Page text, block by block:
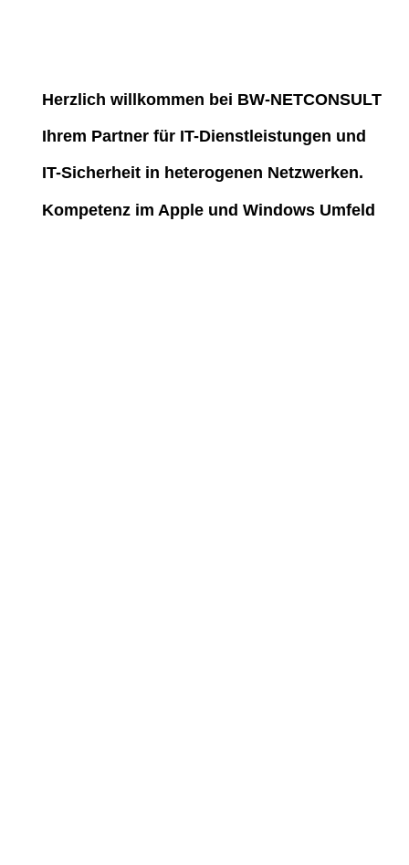
Herzlich willkommen bei BW-NETCONSULT
Ihrem Partner für IT-Dienstleistungen und
IT-Sicherheit in heterogenen Netzwerken.
Kompetenz im Apple und Windows Umfeld